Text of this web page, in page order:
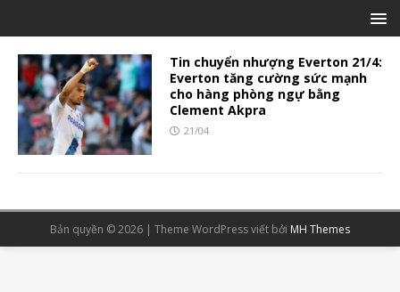
Tin chuyển nhượng Everton 21/4:
Everton tăng cường sức mạnh
cho hàng phòng ngự bằng
Clement Akpra
21/04
Bản quyền © 2026 | Theme WordPress viết bởi MH Themes